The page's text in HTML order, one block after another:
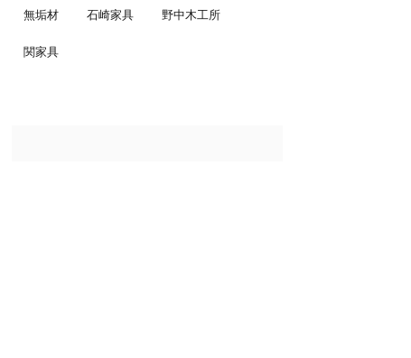
無垢材 石崎家具 野中木工所
関家具